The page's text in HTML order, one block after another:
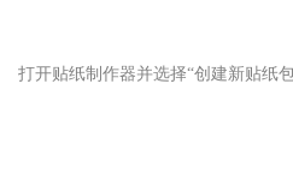
打开贴纸制作器并选择“创建新贴纸包